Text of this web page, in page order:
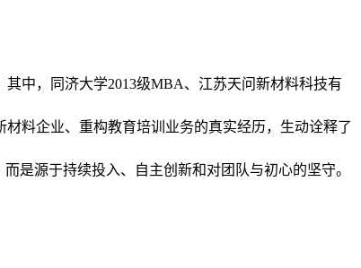
中，同济大学2013级MBA、江苏天问新材料科技有
料企业、重构教育培训业务的真实经历，生动诠释了
是源于持续投入、自主创新和对团队与初心的坚守。